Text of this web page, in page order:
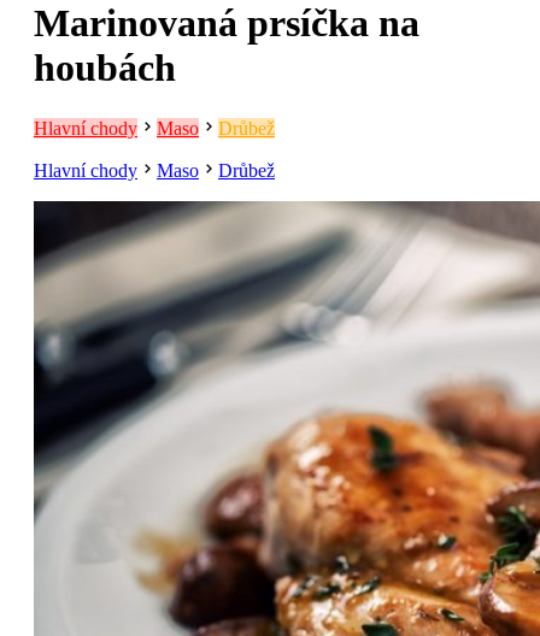
Marinovaná prsíčka na
houbách
Hlavní chody Maso Drůbež
Hlavní chody Maso Drůbež